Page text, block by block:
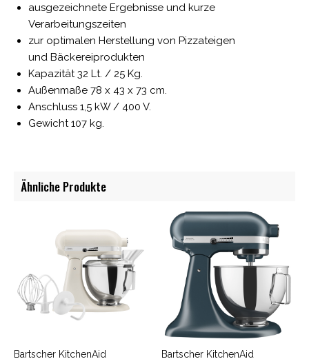
ausgezeichnete Ergebnisse und kurze
Verarbeitungszeiten
zur optimalen Herstellung von Pizzateigen
und Bäckereiprodukten
Kapazität 32 Lt. / 25 Kg.
Außenmaße 78 x 43 x 73 cm.
Anschluss 1,5 kW / 400 V.
Gewicht 107 kg.
Ähnliche Produkte
Bartscher KitchenAid
Bartscher KitchenAid